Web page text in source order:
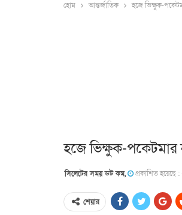
হোম আন্তর্জাতিক হজে ভিক্ষুক-
হজে ভিক্ষুক-পকেটমার
সিলেটের সময় ডট কম, প্রকাশিত হয়েছে
শেয়ার